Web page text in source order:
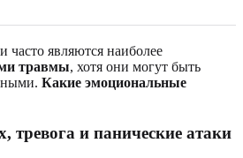
являются наиболее
травмы, хотя они могут быть
Какие эмоциональные
тревога и панические атаки